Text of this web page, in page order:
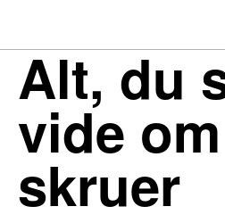
Alt, du
vide
skruer